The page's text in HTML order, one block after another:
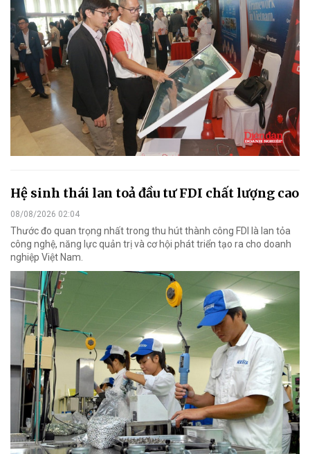
Hệ sinh thái lan toả đầu tư FDI chất lượng cao
08/08/2026 02:04
Thước đo quan trọng nhất trong thu hút thành công FDI là lan tỏa
công nghệ, năng lực quản trị và cơ hội phát triển tạo ra cho doanh
nghiệp Việt Nam.